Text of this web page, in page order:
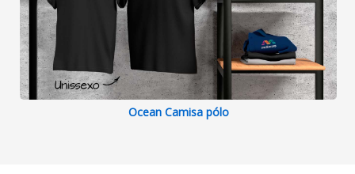
Ocean Camisa pólo